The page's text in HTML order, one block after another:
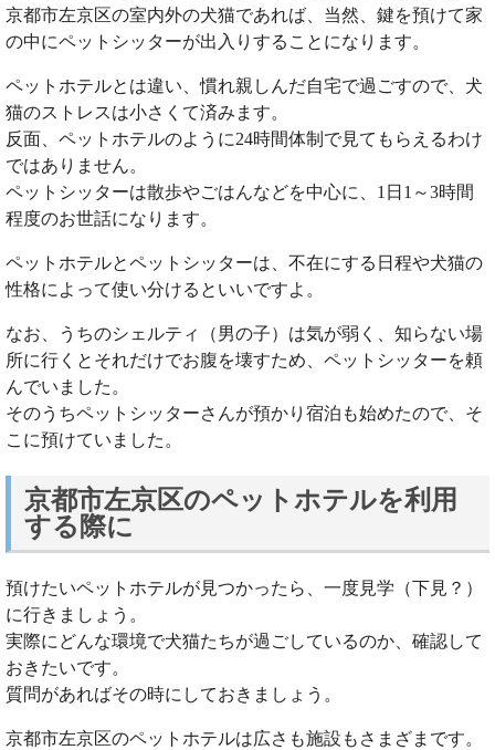
京都市左京区の室内外の犬猫であれば、当然、鍵を預けて家
の中にペットシッターが出入りすることになります。
ペットホテルとは違い、慣れ親しんだ自宅で過ごすので、犬
猫のストレスは小さくて済みます。
反面、ペットホテルのように24時間体制で見てもらえるわけ
ではありません。
ペットシッターは散歩やごはんなどを中心に、1日1～3時間
程度のお世話になります。
ペットホテルとペットシッターは、不在にする日程や犬猫の
性格によって使い分けるといいですよ。
なお、うちのシェルティ（男の子）は気が弱く、知らない場
所に行くとそれだけでお腹を壊すため、ペットシッターを頼
んでいました。
そのうちペットシッターさんが預かり宿泊も始めたので、そ
こに預けていました。
京都市左京区のペットホテルを利用
する際に
預けたいペットホテルが見つかったら、一度見学（下見？）
に行きましょう。
実際にどんな環境で犬猫たちが過ごしているのか、確認して
おきたいです。
質問があればその時にしておきましょう。
京都市左京区のペットホテルは広さも施設もさまざまです。